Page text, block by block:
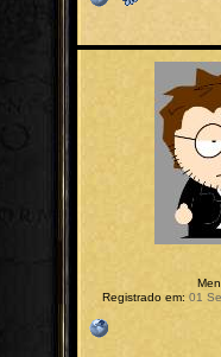
Registrado em: 01